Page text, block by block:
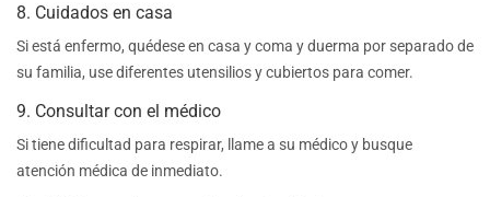
8. Cuidados en casa
Si está enfermo, quédese en casa y coma y duerma por separado de
su familia, use diferentes utensilios y cubiertos para comer.
9. Consultar con el médico
Si tiene dificultad para respirar, llame a su médico y busque
atención médica de inmediato.